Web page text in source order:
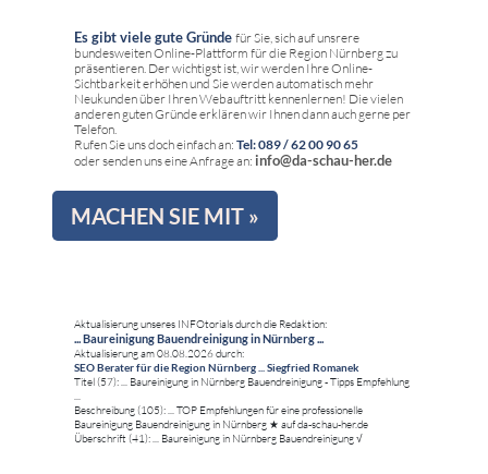
Es gibt viele gute Gründe für Sie, sich auf unsrere
bundesweiten Online-Plattform für die Region Nürnberg zu
präsentieren. Der wichtigst ist, wir werden Ihre Online-
Sichtbarkeit erhöhen und Sie werden automatisch mehr
Neukunden über Ihren Webauftritt kennenlernen! Die vielen
anderen guten Gründe erklären wir Ihnen dann auch gerne per
Telefon.
Rufen Sie uns doch einfach an: Tel: 089 / 62 00 90 65
oder senden uns eine Anfrage an: info@da-schau-her.de
MACHEN SIE MIT »
Aktualisierung unseres INFOtorials durch die Redaktion:
... Baureinigung Bauendreinigung in Nürnberg ...
Aktualisierung am 08.08.2026 durch:
SEO Berater für die Region Nürnberg ... Siegfried Romanek
Titel (57): ... Baureinigung in Nürnberg Bauendreinigung - Tipps Empfehlung
...
Beschreibung (105): ... TOP Empfehlungen für eine professionelle
Baureinigung Bauendreinigung in Nürnberg ★ auf da-schau-her.de
Überschrift (41): ... Baureinigung in Nürnberg Bauendreinigung √